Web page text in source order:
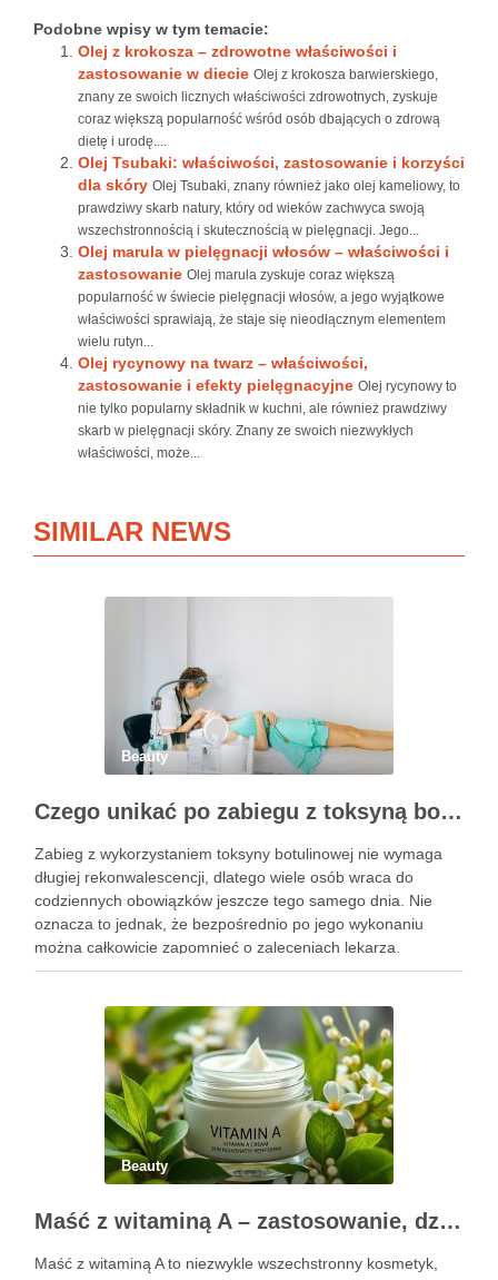
Podobne wpisy w tym temacie:
Olej z krokosza – zdrowotne właściwości i
zastosowanie w diecie Olej z krokosza barwierskiego,
znany ze swoich licznych właściwości zdrowotnych, zyskuje
coraz większą popularność wśród osób dbających o zdrową
dietę i urodę....
Olej Tsubaki: właściwości, zastosowanie i korzyści
dla skóry Olej Tsubaki, znany również jako olej kameliowy, to
prawdziwy skarb natury, który od wieków zachwyca swoją
wszechstronnością i skutecznością w pielęgnacji. Jego...
Olej marula w pielęgnacji włosów – właściwości i
zastosowanie Olej marula zyskuje coraz większą
popularność w świecie pielęgnacji włosów, a jego wyjątkowe
właściwości sprawiają, że staje się nieodłącznym elementem
wielu rutyn...
Olej rycynowy na twarz – właściwości,
zastosowanie i efekty pielęgnacyjne Olej rycynowy to
nie tylko popularny składnik w kuchni, ale również prawdziwy
skarb w pielęgnacji skóry. Znany ze swoich niezwykłych
właściwości, może...
SIMILAR NEWS
Beauty
Czego unikać po zabiegu z toksyną botulinową?
Zabieg z wykorzystaniem toksyny botulinowej nie wymaga
długiej rekonwalescencji, dlatego wiele osób wraca do
codziennych obowiązków jeszcze tego samego dnia. Nie
oznacza to jednak, że bezpośrednio po jego wykonaniu
można całkowicie zapomnieć o zaleceniach lekarza.
Pierwsze godziny i dni po zabiegu mają znaczenie dla
Beauty
Maść z witaminą A – zastosowanie, działanie i bezpieczeństwo stosowania
Maść z witaminą A to niezwykle wszechstronny kosmetyk,